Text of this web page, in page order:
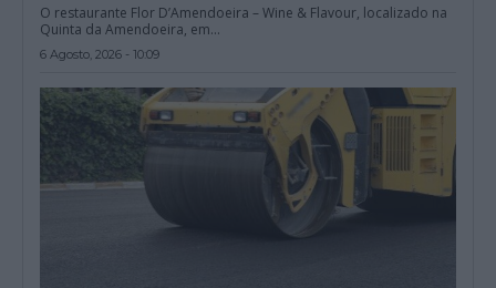
O restaurante Flor D’Amendoeira – Wine & Flavour, localizado na
Quinta da Amendoeira, em...
6 Agosto, 2026 - 10:09